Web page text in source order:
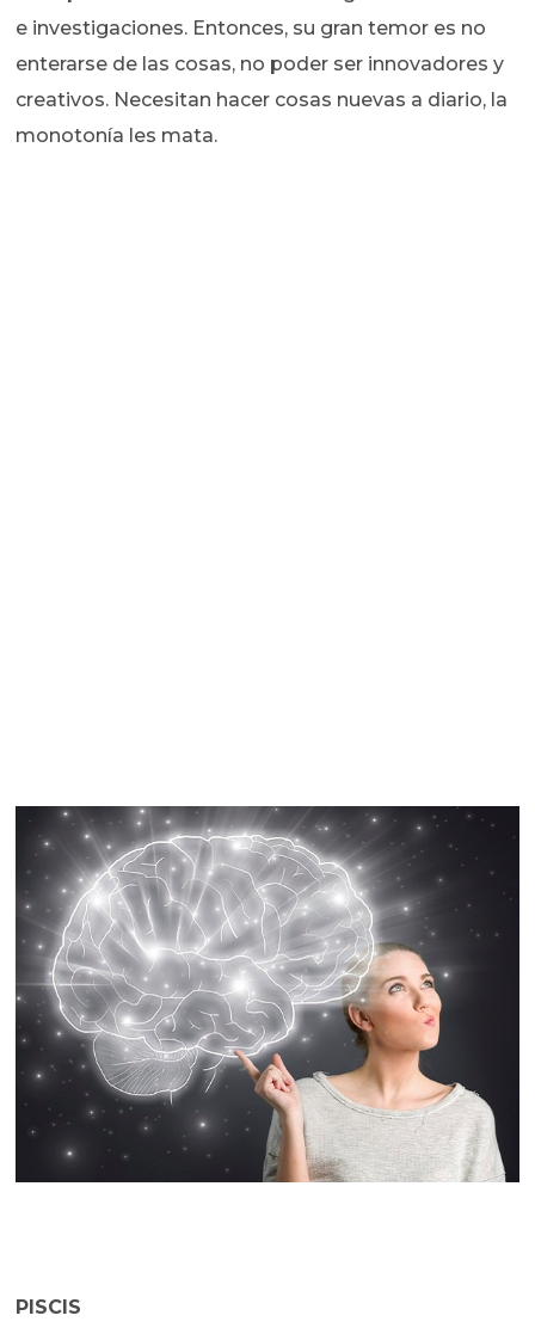
e investigaciones. Entonces, su gran temor es no
enterarse de las cosas, no poder ser innovadores y
creativos. Necesitan hacer cosas nuevas a diario, la
monotonía les mata.
PISCIS